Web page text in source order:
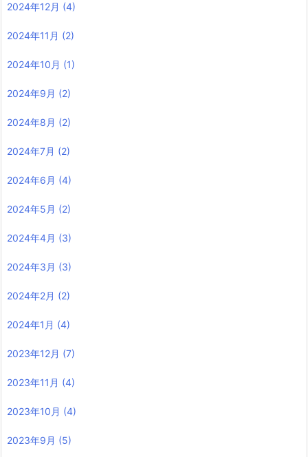
2024年12月 (4)
2024年11月 (2)
2024年10月 (1)
2024年9月 (2)
2024年8月 (2)
2024年7月 (2)
2024年6月 (4)
2024年5月 (2)
2024年4月 (3)
2024年3月 (3)
2024年2月 (2)
2024年1月 (4)
2023年12月 (7)
2023年11月 (4)
2023年10月 (4)
2023年9月 (5)